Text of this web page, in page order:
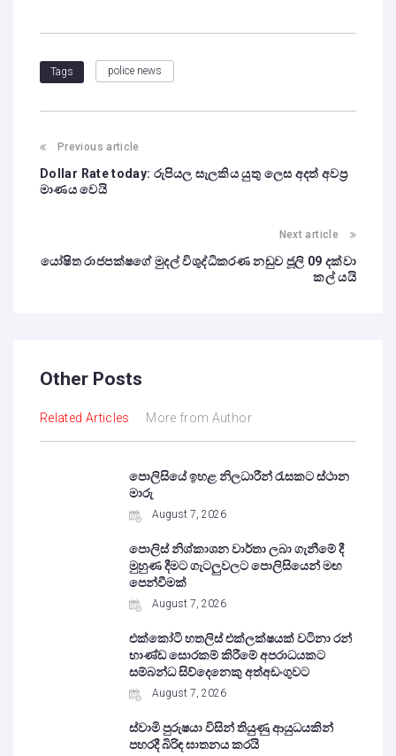
Tags police news
Previous article
Dollar Rate today: රුපියල සැලකිය යුතු ලෙස අදත් අවප්‍ර
මාණය වෙයි
Next article
යෝෂිත රාජපක්ෂගේ මුදල් විශුද්ධිකරණ නඩුව ජූලි 09 දක්වා
කල් යයි
Other Posts
Related Articles More from Author
පොලිසියේ ඉහළ නිලධාරීන් රැසකට ස්ථාන
මාරු
August 7, 2026
පොලිස් නිශ්කාශන වාර්තා ලබා ගැනීමේ දී
මුහුණ දීමට ගැටලුවලට පොලිසියෙන් මඟ
පෙන්වීමක්
August 7, 2026
එක්කෝටි හතලිස් එක්ලක්ෂයක් වටිනා රන්
භාණ්ඩ සොරකම් කිරීමේ අපරාධයකට
සම්බන්ධ සිව්දෙනෙකු අත්අඩංගුවට
August 7, 2026
ස්වාමි පුරුෂයා විසින් තියුණු ආයුධයකින්
පහරදී බිරිඳ ඝාතනය කරයි